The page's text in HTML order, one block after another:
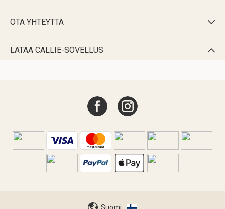
OTA YHTEYTTÄ 
LATAA CALLIE-SOVELLUS 